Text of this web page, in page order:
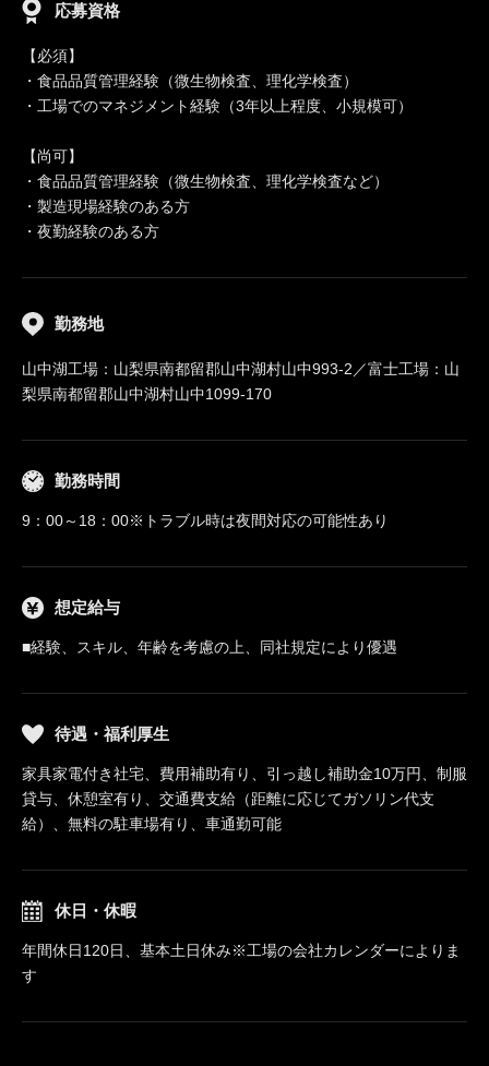
応募資格
【必須】
・食品品質管理経験（微生物検査、理化学検査）
・工場でのマネジメント経験（3年以上程度、小規模可）
【尚可】
・食品品質管理経験（微生物検査、理化学検査など）
・製造現場経験のある方
・夜勤経験のある方
勤務地
山中湖工場：山梨県南都留郡山中湖村山中993-2／富士工場：山
梨県南都留郡山中湖村山中1099-170
勤務時間
9：00～18：00※トラブル時は夜間対応の可能性あり
想定給与
■経験、スキル、年齢を考慮の上、同社規定により優遇
待遇・福利厚生
家具家電付き社宅、費用補助有り、引っ越し補助金10万円、制服
貸与、休憩室有り、交通費支給（距離に応じてガソリン代支
給）、無料の駐車場有り、車通勤可能
休日・休暇
年間休日120日、基本土日休み※工場の会社カレンダーによりま
す